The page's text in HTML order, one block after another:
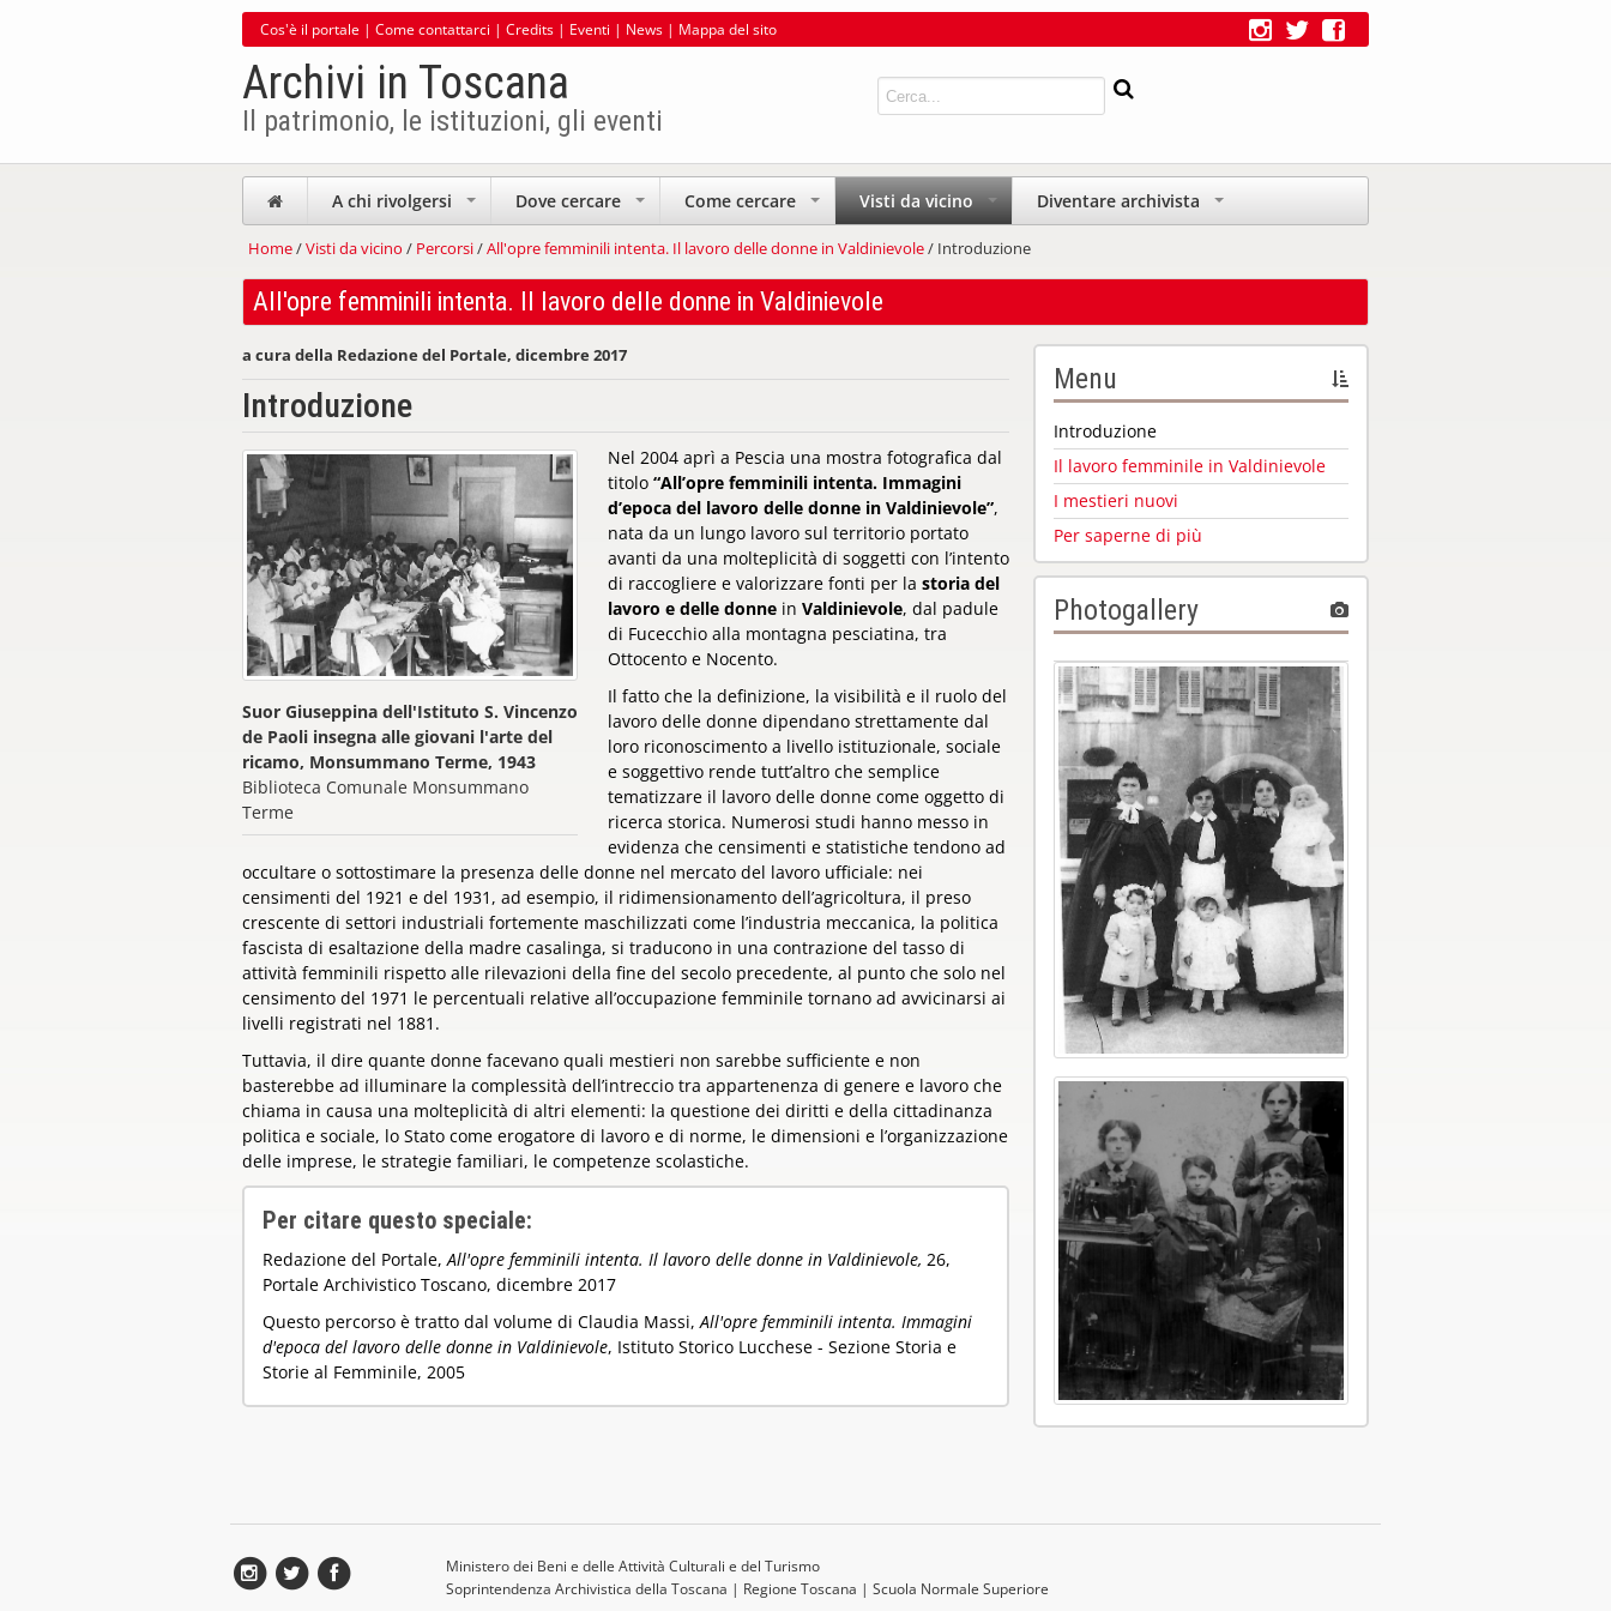
Cos'è il portale | Come contattarci | Credits | Eventi | News | Mappa del sito
Archivi in Toscana
Il patrimonio, le istituzioni, gli eventi
A chi rivolgersi Dove cercare Come cercare +
Visti da vicino Diventare archivista
Home/Visti da vicino / Percorsi/All'opre femminili intenta. Il lavoro delle donne in Valdinievole/ Introduzione
All'opre femminili intenta. Il lavoro delle donne in Valdinievole
a cura della Redazione del Portale, dicembre 2017
Introduzione
Suor Giuseppina dell'Istituto S. Vincenzo
de Paoli insegna alle giovani l'arte del
ricamo, Monsummano Terme, 1943
Biblioteca Comunale Monsummano
Terme
Nel 2004 aprì a Pescia una mostra fotografica dal
titolo “All’opre femminili intenta. Immagini
d’epoca del lavoro delle donne in Valdinievole”,
nata da un lungo lavoro sul territorio portato
avanti da una molteplicità di soggetti con l’intento
di raccogliere e valorizzare fonti per la storia del
lavoro e delle donne in Valdinievole, dal padule
di Fucecchio alla montagna pesciatina, tra
Ottocento e Nocento.
Il fatto che la definizione, la visibilità e il ruolo del
lavoro delle donne dipendano strettamente dal
loro riconoscimento a livello istituzionale, sociale
e soggettivo rende tutt’altro che semplice
tematizzare il lavoro delle donne come oggetto di
ricerca storica. Numerosi studi hanno messo in
evidenza che censimenti e statistiche tendono ad
occultare o sottostimare la presenza delle donne nel mercato del lavoro ufficiale: nei
censimenti del 1921 e del 1931, ad esempio, il ridimensionamento dell’agricoltura, il preso
crescente di settori industriali fortemente maschilizzati come l’industria meccanica, la politica
fascista di esaltazione della madre casalinga, si traducono in una contrazione del tasso di
attività femminili rispetto alle rilevazioni della fine del secolo precedente, al punto che solo nel
censimento del 1971 le percentuali relative all’occupazione femminile tornano ad avvicinarsi ai
livelli registrati nel 1881.
Tuttavia, il dire quante donne facevano quali mestieri non sarebbe sufficiente e non
basterebbe ad illuminare la complessità dell’intreccio tra appartenenza di genere e lavoro che
chiama in causa una molteplicità di altri elementi: la questione dei diritti e della cittadinanza
politica e sociale, lo Stato come erogatore di lavoro e di norme, le dimensioni e l’organizzazione
delle imprese, le strategie familiari, le competenze scolastiche.
Per citare questo speciale:
Redazione del Portale,All'opre femminili intenta. Il lavoro delle donne in Valdinievole, 26,
Portale Archivistico Toscano, dicembre 2017
Questo percorso è tratto dal volume di Claudia Massi,All'opre femminili intenta. Immagini
d'epoca del lavoro delle donne in Valdinievole, Istituto Storico Lucchese - Sezione Storia e
Storie al Femminile, 2005
Menu
Introduzione
Il lavoro femminile in Valdinievole
I mestieri nuovi
Per saperne di più
Photogallery
Ministero dei Beni e delle Attività Culturali e del Turismo
Soprintendenza Archivistica della Toscana | Regione Toscana | Scuola Normale Superiore